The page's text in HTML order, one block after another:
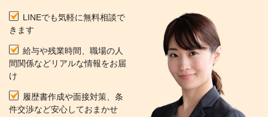
LINEでも気軽に無料相談で
きます
給与や残業時間、職場の人
間関係などリアルな情報をお届
け
履歴書作成や面接対策、条
件交渉など安心しておまかせ